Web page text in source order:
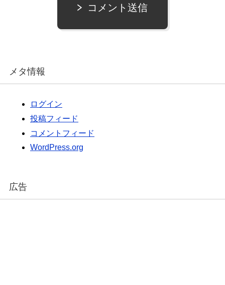
コメント送信
メタ情報
ログイン
投稿フィード
コメントフィード
WordPress.org
広告